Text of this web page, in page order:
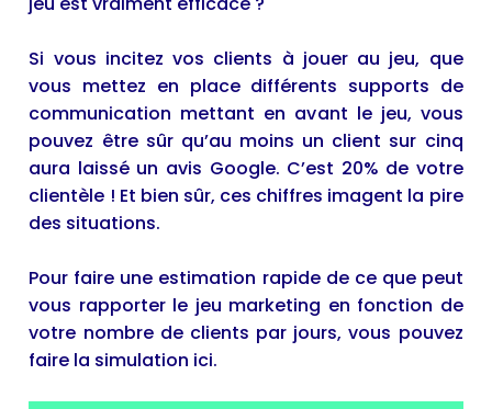
Si vous incitez vos clients à jouer au jeu, que
vous mettez en place différents supports de
communication mettant en avant le jeu, vous
pouvez être sûr qu’au moins un client sur cinq
aura laissé un avis Google. C’est 20% de votre
clientèle ! Et bien sûr, ces chiffres imagent la pire
des situations.
Pour faire une estimation rapide de ce que peut
vous rapporter le jeu marketing en fonction de
votre nombre de clients par jours, vous pouvez
faire la simulation ici.